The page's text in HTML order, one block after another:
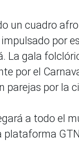
un cuadro
por
La gala
por el
parejas por la
a todo el